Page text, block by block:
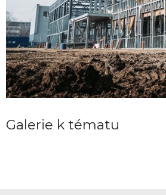
Galerie k tématu